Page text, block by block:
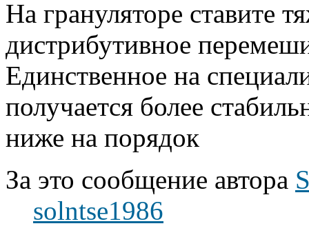
На грануляторе ставите
дистрибутивное
Единственное на
получается более
ниже на порядок
За это сообщение автора
solntse1986